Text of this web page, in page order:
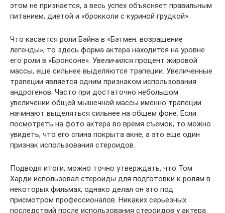
этом не признается, а весь успех объясняет правильным
питанием, диетой и «брокколи с куриной грудкой».
Что касается роли Бэйна в «Бэтмен: возращение
легенды», то здесь форма актера находится на уровне
его роли в «Бронсоне». Увеличился процент жировой
массы, еще сильнее выделяются трапеции. Увеличенные
трапеции является одним признаком использования
андрогенов. Часто при достаточно небольшом
увеличении общей мышечной массы именно трапеции
начинают выделяться сильнее на общем фоне. Если
посмотреть на фото актера во время съемок, то можно
увидеть, что его спина покрыта акне, а это еще один
признак использования стероидов.
Подводя итоги, можно точно утверждать, что Том
Харди использовал стероиды для подготовки к ролям в
некоторых фильмах, однако делал он это под
присмотром профессионалов. Никаких серьезных
последствий после использования стероидов у актера